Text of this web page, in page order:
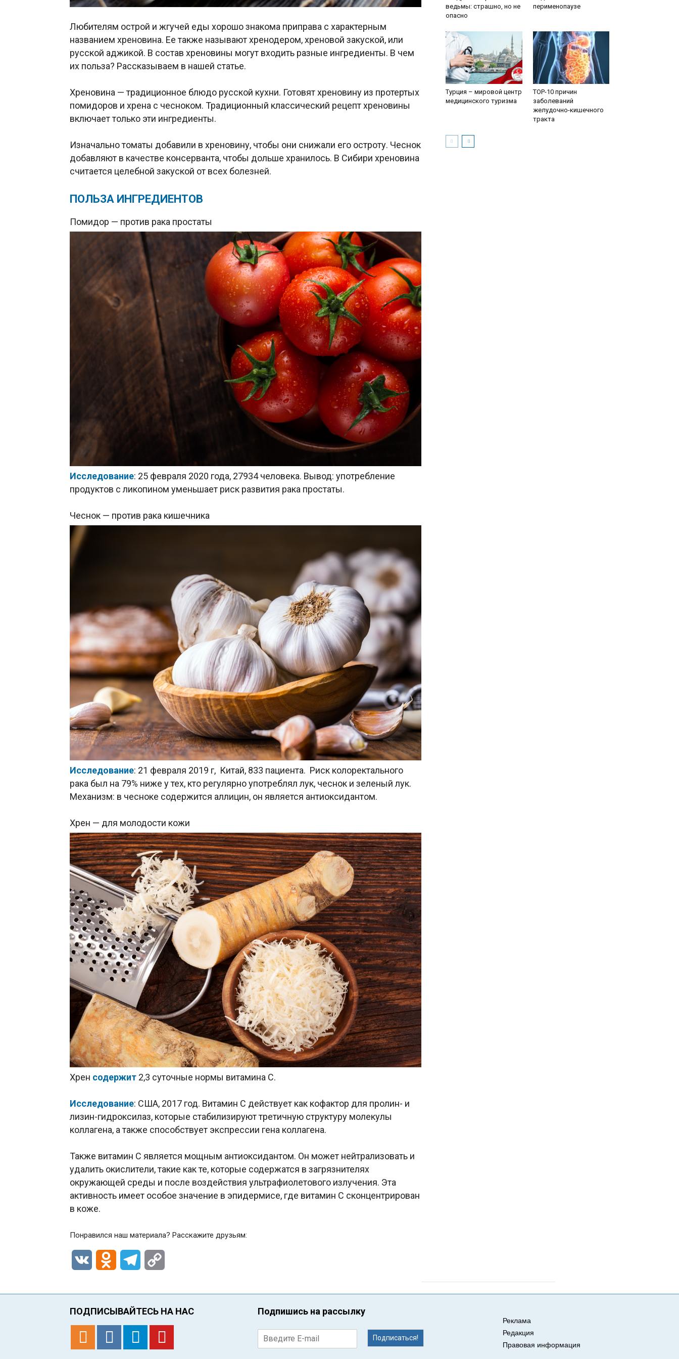
Любителям острой и жгучей еды хорошо знакома приправа с характерным
названием хреновина. Ее также называют хренодером, хреновой закуской, или
русской аджикой. В состав хреновины могут входить разные ингредиенты. В чем
их польза? Рассказываем в нашей статье.
Хреновина — традиционное блюдо русской кухни. Готовят хреновину из протертых
помидоров и хрена с чесноком. Традиционный классический рецепт хреновины
включает только эти ингредиенты.
Изначально томаты добавили в хреновину, чтобы они снижали его остроту. Чеснок
добавляют в качестве консерванта, чтобы дольше хранилось. В Сибири хреновина
считается целебной закуской от всех болезней.
ПОЛЬЗА ИНГРЕДИЕНТОВ
Помидор — против рака простаты
Исследование: 25 февраля 2020 года, 27934 человека. Вывод: употребление
продуктов с ликопином уменьшает риск развития рака простаты.
Чеснок — против рака кишечника
Исследование: 21 февраля 2019 г, Китай, 833 пациента. Риск колоректального
рака был на 79% ниже у тех, кто регулярно употреблял лук, чеснок и зеленый лук.
Механизм: в чесноке содержится аллицин, он является антиоксидантом.
Хрен — для молодости кожи
Хрен содержит 2,3 суточные нормы витамина С.
Исследование: США, 2017 год. Витамин C действует как кофактор для пролин- и
лизин-гидроксилаз, которые стабилизируют третичную структуру молекулы
коллагена, а также способствует экспрессии гена коллагена.
Также витамин С является мощным антиоксидантом. Он может нейтрализовать и
удалить окислители, такие как те, которые содержатся в загрязнителях
окружающей среды и после воздействия ультрафиолетового излучения. Эта
активность имеет особое значение в эпидермисе, где витамин С сконцентрирован
в коже.
Понравился наш материала? Расскажите друзьям:
VK Odnoklassniki
Telegram
ведьмы: страшно, но не
опасно
перименопаузе
Турция – мировой центр
медицинского туризма
TOP-10 причин
заболеваний
желудочно-кишечного
тракта
ПОДПИСЫВАЙТЕСЬ НА НАС Подпишись на рассылку
Подписаться!
Реклама
Редакция
Правовая информация